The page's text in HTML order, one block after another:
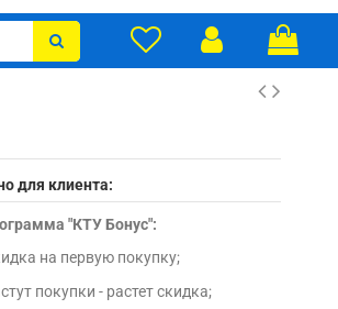
для клиента:
"КТУ Бонус":
на первую покупку;
покупки - растет скидка;